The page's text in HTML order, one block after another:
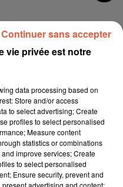
vie privée est notre
data processing based on
Store and/or access
to select advertising; Create
profiles to select personalised
Measure content
statistics or combinations
improve services; Create
to select personalised
Ensure security, prevent and
advertising and content;
Continuer sans accepter